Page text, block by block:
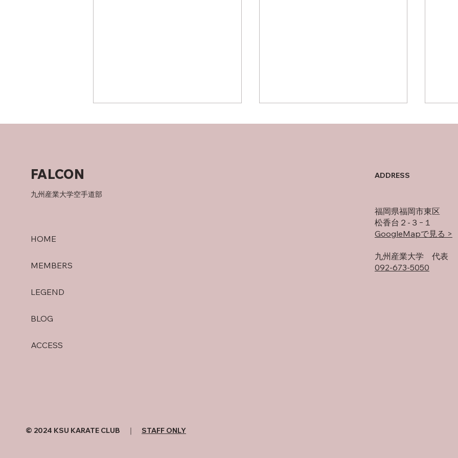
HOME
MEMBERS
LEGEND
BLOG
ACCESS
FALCON
九州産業大学空手道部
ADDRESS
福岡県福岡市東区
松香台２-３−１
GoogleMapで見る >
​九州産業大学 代表
092-673-5050
© 2024 KSU KARATE CLUB ｜ STAFF ONLY